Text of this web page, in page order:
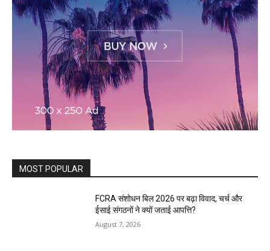
MOST POPULAR
FCRA संशोधन बिल 2026 पर बढ़ा विवाद, चर्च और
ईसाई संगठनों ने क्यों जताई आपत्ति?
August 7, 2026